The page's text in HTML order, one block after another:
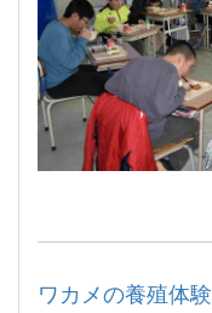
ワカメの養殖体験